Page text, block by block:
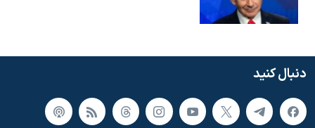
دنبال کنید